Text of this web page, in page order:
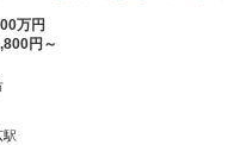
万円
円～
駅